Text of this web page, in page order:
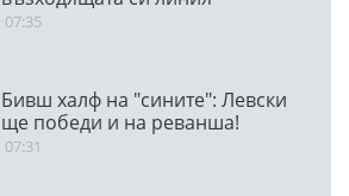
07:35
Бивш халф на "сините": Левски
ще победи и на реванша!
07:31